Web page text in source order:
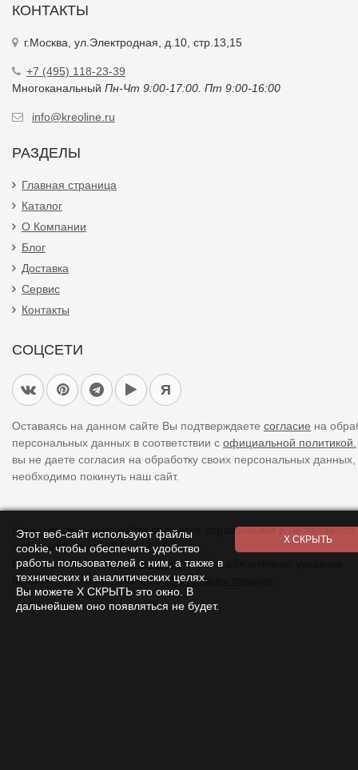
КОНТАКТЫ
г.Москва, ул.Электродная, д.10, стр.13,15
+7 (495) 118-23-39
Многоканальный Пн-Чт 9:00-17:00. Пт 9:00-16:00
info@kreoline.ru
РАЗДЕЛЫ
Главная страница
Каталог
О Компании
Блог
Доставка
Сервис
Контакты
СОЦСЕТИ
Я
Оставаясь на данном сайте Вы подтверждаете согласие на
персональных данных в соответствии с официальной политикой.
вы не даете согласия на обработку своих персональных
необходимо покинуть наш сайт.
Цены указанные на сайте являются справочными и не являются
публичной офертой (ст. 437 ГК).
При использованииматериалов с сайта обязательно указание
прямой ссылки на источник.Список всех товаров
Этот веб-сайт используют файлы
cookie, чтобы обеспечить удобство
работы пользователей с ним, а также в
технических и аналитических целях.
Вы можете Х СКРЫТЬ это окно. В
дальнейшем оно появляться не будет.